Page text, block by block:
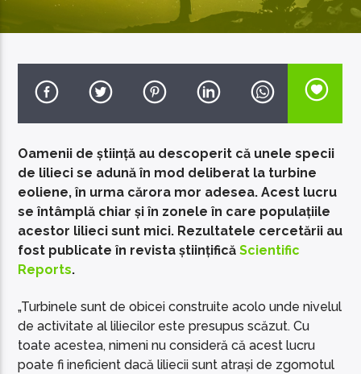
Oamenii de știință au descoperit că unele specii
de lilieci se adună în mod deliberat la turbine
eoliene, în urma cărora mor adesea. Acest lucru
se întâmplă chiar și în zonele în care populațiile
acestor lilieci sunt mici. Rezultatele cercetării au
fost publicate în revista științificăScientific
Reports.
„Turbinele sunt de obicei construite acolo unde nivelul
de activitate al liliecilor este presupus scăzut. Cu
toate acestea, nimeni nu consideră că acest lucru
poate fi ineficient dacă liliecii sunt atrași de zgomotul